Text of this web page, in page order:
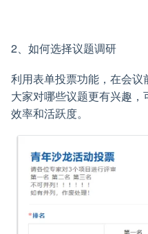
2、如何选择议题调研
利用表单投票功能，在会
大家对哪些议题更有兴趣
效率和活跃度。